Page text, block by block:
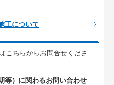
工について
こちらからお問合せくださ
等）に関わるお問い合わせ